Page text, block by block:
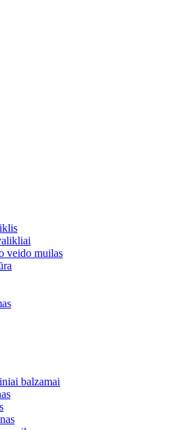
veido muilas
balzamai